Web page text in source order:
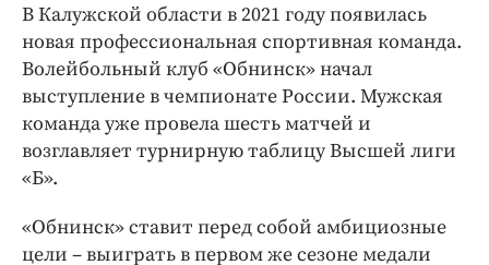
В Калужской области в 2021 году появилась
новая профессиональная спортивная команда.
Волейбольный клуб «Обнинск» начал
выступление в чемпионате России. Мужская
команда уже провела шесть матчей и
возглавляет турнирную таблицу Высшей лиги
«Б».
«Обнинск» ставит перед собой амбициозные
цели – выиграть в первом же сезоне медали